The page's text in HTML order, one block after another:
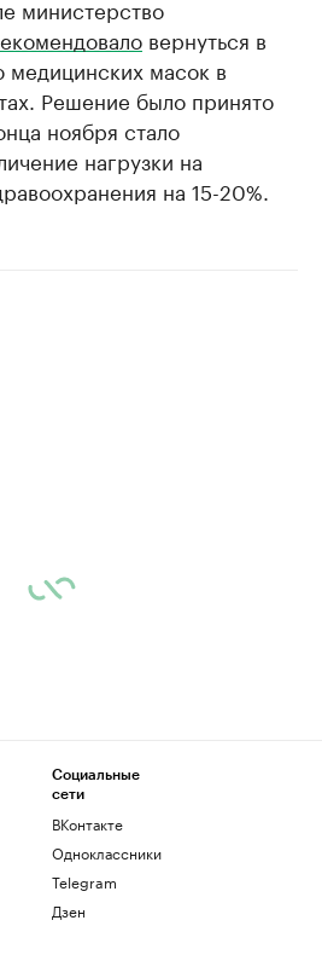
министерство
вернуться в
масок в
Решение было принято
ноября стало
нагрузки на
на 15-20%.
Социальные
сети
ВКонтакте
Одноклассники
Telegram
Дзен